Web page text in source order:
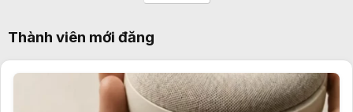
Thành viên mới đăng